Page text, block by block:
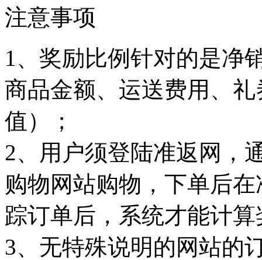
注意事项
1、奖励比例针对的是净
商品金额、运送费用、
值）；
2、用户须登陆准返网，
购物网站购物，下单后
踪订单后，系统才能计算
3、无特殊说明的网站的